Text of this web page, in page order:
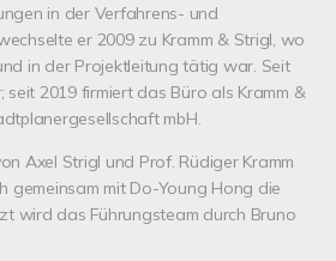
in der Verfahrens- und
er 2009 zu Kramm & Strigl, wo
in der Projektleitung tätig war. Seit
seit 2019 firmiert das Büro als Kramm &
mbH.
Axel Strigl und Prof. Rüdiger Kramm
gemeinsam mit Do-Young Hong die
wird das Führungsteam durch Bruno